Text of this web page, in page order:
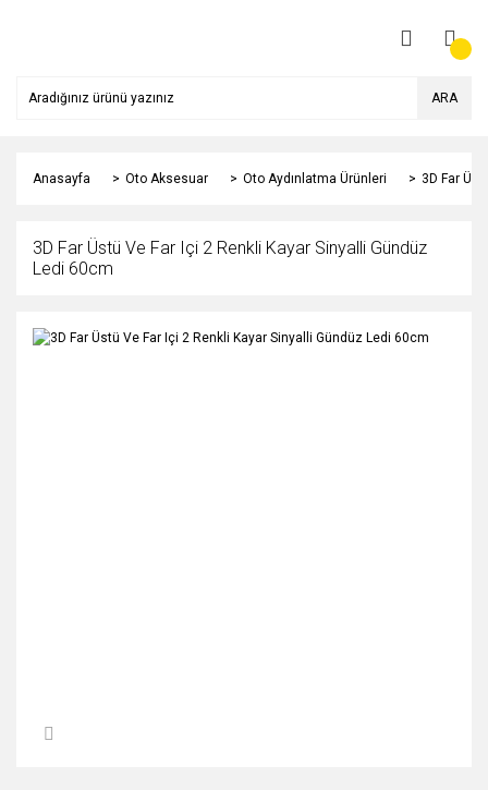
ARA
Anasayfa Oto Aksesuar Oto Aydınlatma Ürünleri 3D Far
3D Far Üstü Ve Far Içi 2 Renkli Kayar Sinyalli Gündüz
Ledi 60cm